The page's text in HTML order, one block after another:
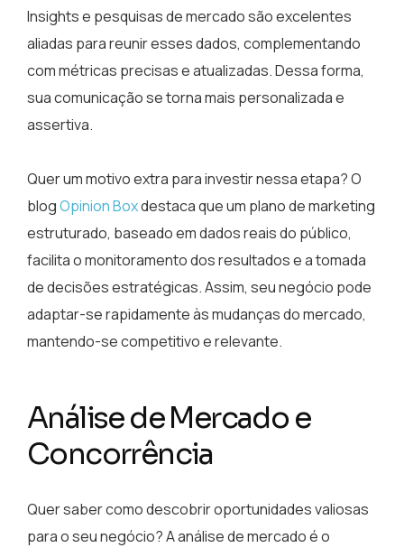
Insights e pesquisas de mercado são excelentes
aliadas para reunir esses dados, complementando
com métricas precisas e atualizadas. Dessa forma,
sua comunicação se torna mais personalizada e
assertiva.
Quer um motivo extra para investir nessa etapa? O
blogOpinion Boxdestaca que um plano de marketing
estruturado, baseado em dados reais do público,
facilita o monitoramento dos resultados e a tomada
de decisões estratégicas. Assim, seu negócio pode
adaptar-se rapidamente às mudanças do mercado,
mantendo-se competitivo e relevante.
Análise de Mercado e
Concorrência
Quer saber como descobrir oportunidades valiosas
para o seu negócio? A análise de mercado é o